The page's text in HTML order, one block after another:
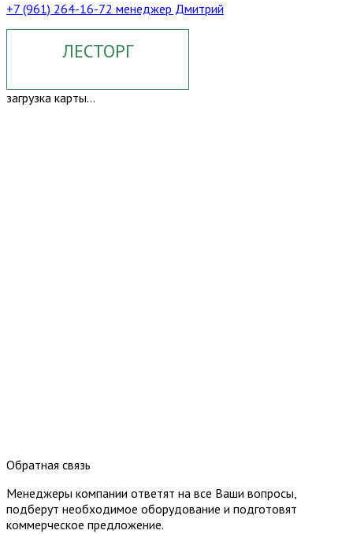
+7 (961) 264-16-72 менеджер Дмитрий
ЛЕСТОРГ
загрузка карты...
Обратная связь
Менеджеры компании ответят на все Ваши вопросы,
подберут необходимое оборудование и подготовят
коммерческое предложение.